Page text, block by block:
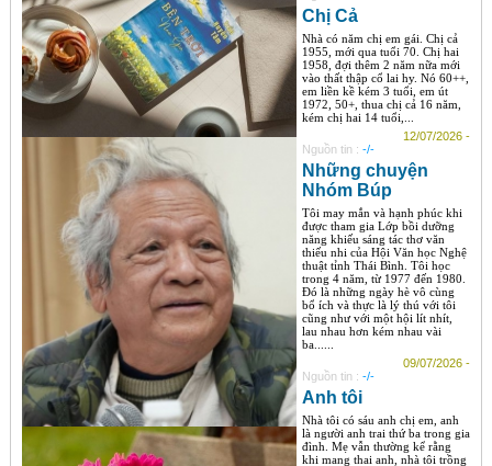
Chị Cả
Nhà có năm chị em gái. Chị cả
1955, mới qua tuổi 70. Chị hai
1958, đợi thêm 2 năm nữa mới
vào thất thập cổ lai hy. Nó 60++,
em liền kề kém 3 tuổi, em út
1972, 50+, thua chị cả 16 năm,
kém chị hai 14 tuổi,...
12/07/2026 -
Nguồn tin : -/-
Những chuyện
Nhóm Búp
Tôi may mắn và hạnh phúc khi
được tham gia Lớp bồi dưỡng
năng khiếu sáng tác thơ văn
thiếu nhi của Hội Văn học Nghệ
thuật tỉnh Thái Bình. Tôi học
trong 4 năm, từ 1977 đến 1980.
Đó là những ngày hè vô cùng
bổ ích và thực là lý thú với tôi
cũng như với một hội lít nhít,
lau nhau hơn kém nhau vài
ba......
09/07/2026 -
Nguồn tin : -/-
Anh tôi
Nhà tôi có sáu anh chị em, anh
là người anh trai thứ ba trong gia
đình. Mẹ vẫn thường kể rằng
khi mang thai anh, nhà tôi trồng